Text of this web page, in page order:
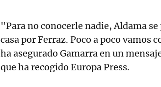
"Para no conocerle nadie, Aldama
casa por Ferraz. Poco a poco vamos
ha asegurado Gamarra en un
que ha recogido Europa Press.